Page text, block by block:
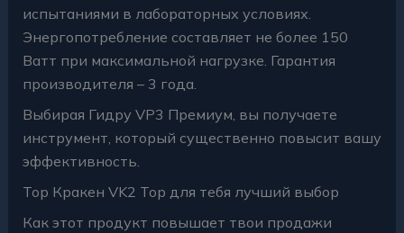
испытаниями в лабораторных условиях.
Энергопотребление составляет не более 150
Ватт при максимальной нагрузке. Гарантия
производителя – 3 года.
Выбирая Гидру VP3 Премиум, вы получаете
инструмент, который существенно повысит вашу
эффективность.
Тор Кракен VK2 Top для тебя лучший выбор
Как этот продукт повышает твои продажи